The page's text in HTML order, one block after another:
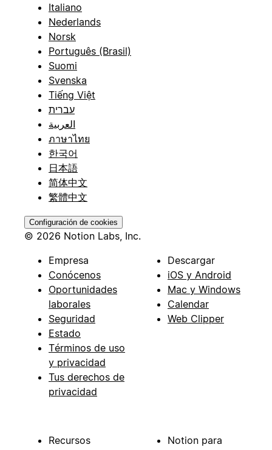
Italiano
Nederlands
Norsk
Português (Brasil)
Suomi
Svenska
Tiếng Việt
עברית
العربية
ภาษาไทย
한국어
日本語
简体中文
繁體中文
Configuración de cookies
© 2026 Notion Labs, Inc.
Empresa
Conócenos
Oportunidades
laborales
Seguridad
Estado
Términos de uso
y privacidad
Tus derechos de
privacidad
Descargar
iOS y Android
Mac y Windows
Calendar
Web Clipper
Recursos
Notion para